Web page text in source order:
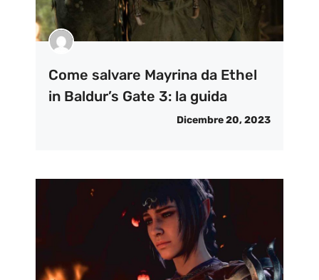
Come salvare Mayrina da Ethel
in Baldur’s Gate 3: la guida
Dicembre 20, 2023